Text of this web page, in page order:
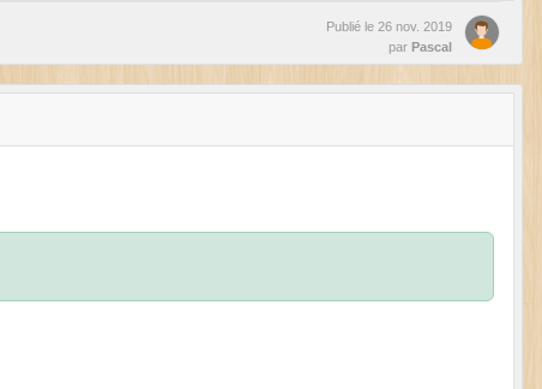
Publié le 26 nov. 2019
par Pascal